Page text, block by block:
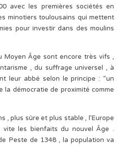
avec les premières sociétés en
minotiers toulousains qui mettent
pour investir dans des moulins
Moyen Âge sont encore très vifs ,
, du suffrage universel , à
leur abbé selon le principe : “un
la démocratie de proximité comme
, plus sûre et plus stable , l’Europe
vite les bienfaits du nouvel Âge .
Peste de 1348 , la population va